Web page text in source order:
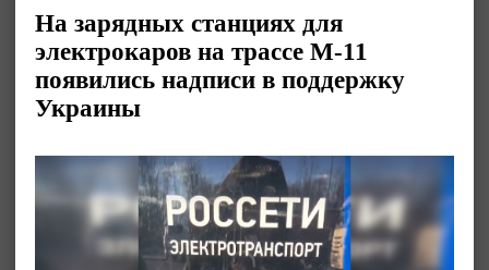
На зарядных станциях для
электрокаров на трассе М-11
появились надписи в поддержку
Украины